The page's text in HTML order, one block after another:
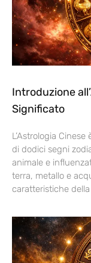
Introduzione
Significato
L’Astrologia
di dodici segni
animale e
terra, metallo e
caratteristiche